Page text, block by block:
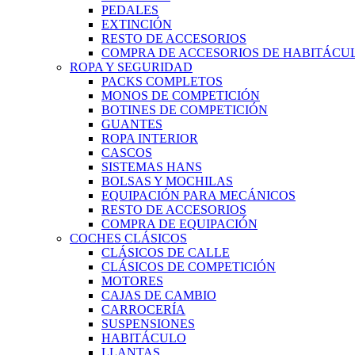
PEDALES
EXTINCIÓN
RESTO DE ACCESORIOS
COMPRA DE ACCESORIOS DE
ROPA Y SEGURIDAD
PACKS COMPLETOS
MONOS DE COMPETICIÓN
BOTINES DE COMPETICIÓN
GUANTES
ROPA INTERIOR
CASCOS
SISTEMAS HANS
BOLSAS Y MOCHILAS
EQUIPACIÓN PARA MECÁNICOS
RESTO DE ACCESORIOS
COMPRA DE EQUIPACIÓN
COCHES CLÁSICOS
CLÁSICOS DE CALLE
CLÁSICOS DE COMPETICIÓN
MOTORES
CAJAS DE CAMBIO
CARROCERÍA
SUSPENSIONES
HABITÁCULO
LLANTAS